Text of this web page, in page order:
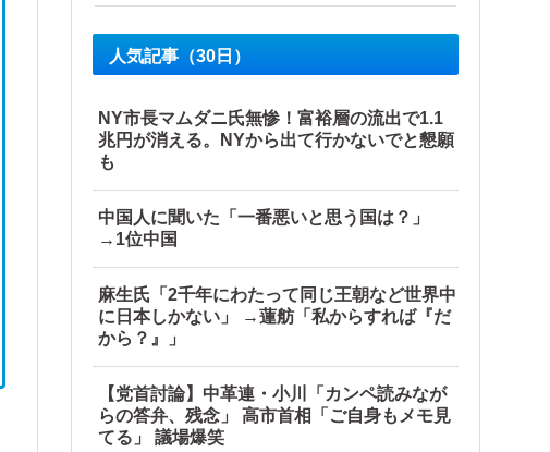
人気記事（30日）
NY市長マムダニ氏無惨！富裕層の流出で1.1
兆円が消える。NYから出て行かないでと懇願
も
中国人に聞いた「一番悪いと思う国は？」
→1位中国
麻生氏「2千年にわたって同じ王朝など世界中
に日本しかない」 →蓮舫「私からすれば『だ
から？』」
【党首討論】中革連・小川「カンペ読みなが
らの答弁、残念」 高市首相「ご自身もメモ見
てる」 議場爆笑